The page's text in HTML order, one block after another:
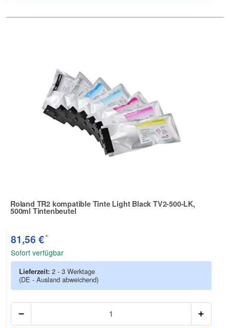
Roland TR2 kompatible Tinte Light Black TV2-500-LK,
500ml Tintenbeutel
Zur Artikelbewertung
81,56 €*
Sofort verfügbar
Lieferzeit: 2 - 3 Werktage
(DE - Ausland abweichend)